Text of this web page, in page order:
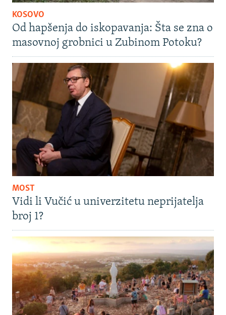
KOSOVO
Od hapšenja do iskopavanja: Šta se zna o
masovnoj grobnici u Zubinom Potoku?
MOST
Vidi li Vučić u univerzitetu neprijatelja
broj 1?